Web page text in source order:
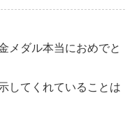
メダル本当におめでと
してくれていることは